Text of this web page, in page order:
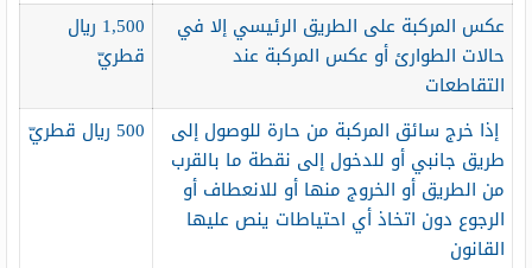
عكس المركبة على الطريق الرئيسي إلا في
حالات الطوارئ أو عكس المركبة عند
التقاطعات
1,500 ريال
قطريّ
إذا خرج سائق المركبة من حارة للوصول إلى
طريق جانبي أو للدخول إلى نقطة ما بالقرب
من الطريق أو الخروج منها أو للانعطاف أو
الرجوع دون اتخاذ أي احتياطات ينص عليها
القانون
500 ريال قطريّ